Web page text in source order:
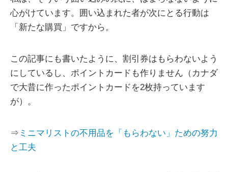
心がけています。囲い込まれた者が次にとる行動は
「新たな購買」ですから。
この記事にも書いたように、割引券はもらわないよう
にしているし、ポイントカードも作りません（カナダ
で大昔に作ったポイントカードを2枚持っています
が）。
⇒ ミニマリストの不用品を「もらわない」ための努力
と工夫